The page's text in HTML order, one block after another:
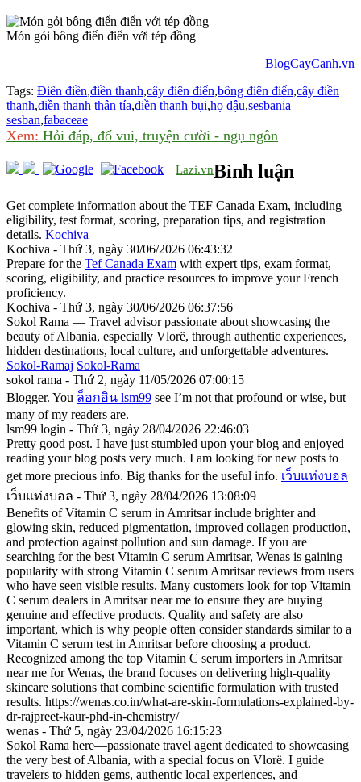
Món gỏi bông điển điển với tép đồng
BlogCayCanh.vn
Tags: Điên điền,điền thanh,cây điên điển,bông điên điển,cây điền
thanh,điền thanh thân tía,điền thanh bụi,họ đậu,sesbania
sesban,fabaceae
Xem: Hỏi đáp, đố vui, truyện cười - ngụ ngôn
Lazi.vnBình luận
Get complete information about the TEF Canada Exam, including
eligibility, test format, scoring, preparation tips, and registration
details. Kochiva
Kochiva - Thứ 3, ngày 30/06/2026 06:43:32
Prepare for the Tef Canada Exam with expert tips, exam format,
scoring, eligibility, and practice resources to improve your French
proficiency.
Kochiva - Thứ 3, ngày 30/06/2026 06:37:56
Sokol Rama — Travel advisor passionate about showcasing the
beauty of Albania, especially Vlorë, through authentic experiences,
hidden destinations, local culture, and unforgettable adventures.
Sokol-Ramaj Sokol-Rama
sokol rama - Thứ 2, ngày 11/05/2026 07:00:15
Blogger. You ล็อกอิน lsm99 see I’m not that profound or wise, but
many of my readers are.
lsm99 login - Thứ 3, ngày 28/04/2026 22:46:03
Pretty good post. I have just stumbled upon your blog and enjoyed
reading your blog posts very much. I am looking for new posts to
get more precious info. Big thanks for the useful info. เว็บแท่งบอล
เว็บแท่งบอล - Thứ 3, ngày 28/04/2026 13:08:09
Benefits of Vitamin C serum in Amritsar include brighter and
glowing skin, reduced pigmentation, improved collagen production,
and protection against pollution and sun damage. If you are
searching for the best Vitamin C serum Amritsar, Wenas is gaining
popularity with strong Vitamin C serum Amritsar reviews from users
who have seen visible results. Many customers look for top Vitamin
C serum dealers in Amritsar near me to ensure they are buying
genuine and effective products. Quality and safety are also
important, which is why people often consider standards similar to a
Vitamin C serum test in Amritsar before choosing a product.
Recognized among the top Vitamin C serum importers in Amritsar
near me for Wenas, the brand focuses on delivering high-quality
skincare solutions that combine scientific formulation with trusted
results. https://wenas.co.in/what-are-skin-formulations-explained-by-
dr-rajpreet-kaur-phd-in-chemistry/
wenas - Thứ 5, ngày 23/04/2026 16:15:23
Sokol Rama here—passionate travel agent dedicated to showcasing
the very best of Albania, with a special focus on Vlorë. I guide
travelers to hidden gems, authentic local experiences, and